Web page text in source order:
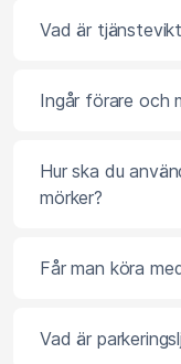
Vad är
Ingår förare och
Hur ska du
mörker?
Får man köra
Vad är